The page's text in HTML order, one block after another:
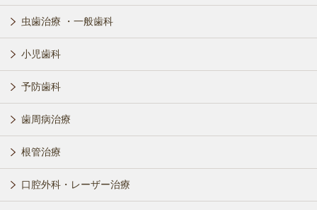
虫歯治療 ・一般歯科
小児歯科
予防歯科
歯周病治療
根管治療
口腔外科・レーザー治療